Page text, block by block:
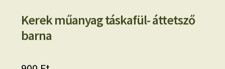
Kerek műanyag táskafül- áttetsző
barna